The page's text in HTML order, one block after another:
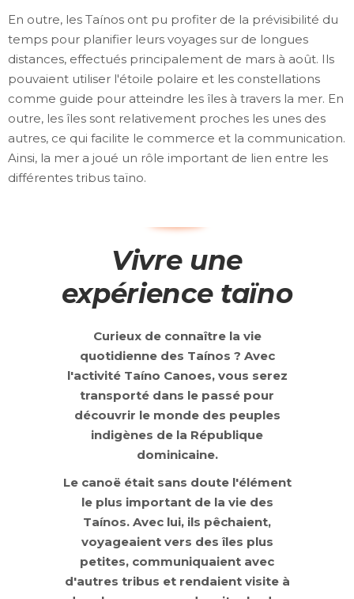
En outre, les Taínos ont pu profiter de la prévisibilité du
temps pour planifier leurs voyages sur de longues
distances, effectués principalement de mars à août. Ils
pouvaient utiliser l'étoile polaire et les constellations
comme guide pour atteindre les îles à travers la mer. En
outre, les îles sont relativement proches les unes des
autres, ce qui facilite le commerce et la communication.
Ainsi, la mer a joué un rôle important de lien entre les
différentes tribus taïno.
Vivre une
expérience taïno
Curieux de connaître la vie
quotidienne des Taínos ? Avec
l'activité Taíno Canoes, vous serez
transporté dans le passé pour
découvrir le monde des peuples
indigènes de la République
dominicaine.
Le canoë était sans doute l'élément
le plus important de la vie des
Taínos. Avec lui, ils pêchaient,
voyageaient vers des îles plus
petites, communiquaient avec
d'autres tribus et rendaient visite à